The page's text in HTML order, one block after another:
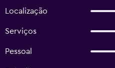
Localização
Serviços
Pessoal